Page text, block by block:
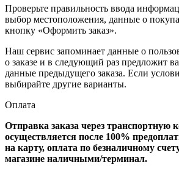
Проверьте правильность ввода
выбор местоположения, данные о
кнопку «Оформить заказ».
Наш сервис запоминает данные о
о заказе и в следующий раз предложит
данные предыдущего заказа. Если
выбирайте другие варианты.
Оплата
Отправка заказа через транспортную
осуществляется после 100%
на карту, оплата по безналичному
магазине наличными/терминал.